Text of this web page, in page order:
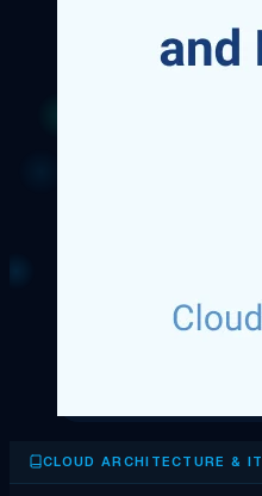
CLOUD ARCHITECTURE & IT